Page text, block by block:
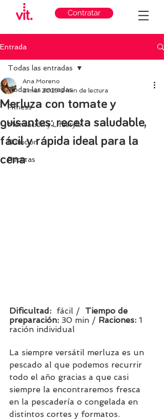
Contratar
Entrada
Todas las entradas
Fitness
Motivación y Lifestyle
Nutricion
Recetas
Todas las entradas
Merluza con tomate y
guisantes: receta saludable,
fácil y rápida ideal para la
cena
Ana Moreno
2 mar 2023 2 min de lectura
Dificultad: fácil / Tiempo de
preparación: 30 min / Raciones: 1
ración individual
La siempre versátil merluza es un
pescado al que podemos recurrir
todo el año gracias a que casi
siempre la encontraremos fresca
en la pescadería o congelada en
distintos cortes y formatos.